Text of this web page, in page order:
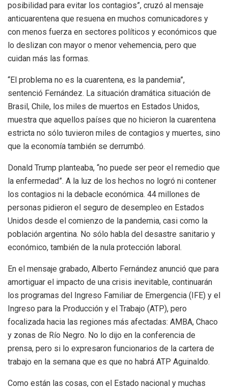
posibilidad para evitar los contagios”, cruzó al mensaje
anticuarentena que resuena en muchos comunicadores y
con menos fuerza en sectores políticos y económicos que
lo deslizan con mayor o menor vehemencia, pero que
cuidan más las formas.
“El problema no es la cuarentena, es la pandemia”,
sentenció Fernández. La situación dramática situación de
Brasil, Chile, los miles de muertos en Estados Unidos,
muestra que aquellos países que no hicieron la cuarentena
estricta no sólo tuvieron miles de contagios y muertes, sino
que la economía también se derrumbó.
Donald Trump planteaba, “no puede ser peor el remedio que
la enfermedad”. A la luz de los hechos no logró ni contener
los contagios ni la debacle económica. 44 millones de
personas pidieron el seguro de desempleo en Estados
Unidos desde el comienzo de la pandemia, casi como la
población argentina. No sólo habla del desastre sanitario y
económico, también de la nula protección laboral.
En el mensaje grabado, Alberto Fernández anunció que para
amortiguar el impacto de una crisis inevitable, continuarán
los programas del Ingreso Familiar de Emergencia (IFE) y el
Ingreso para la Producción y el Trabajo (ATP), pero
focalizada hacia las regiones más afectadas: AMBA, Chaco
y zonas de Río Negro. No lo dijo en la conferencia de
prensa, pero si lo expresaron funcionarios de la cartera de
trabajo en la semana que es que no habrá ATP Aguinaldo.
Como están las cosas, con el Estado nacional y muchas